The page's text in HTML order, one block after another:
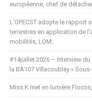
européenne, chef de
L’OPECST adopte le
terrestres en application de
mobilités, LOM.
#14juillet 2026 – Interview du
la BA107 Villacoublay «
Miss K met en lumière